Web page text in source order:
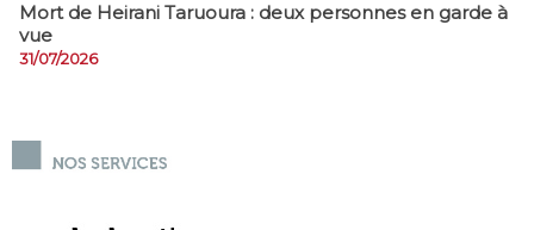
Mort de Heirani Taruoura : deux personnes en garde à
vue
31/07/2026